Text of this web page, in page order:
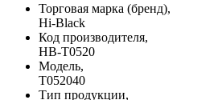
Торговая марка (бренд),
Hi-Black
Код производителя,
HB-T0520
Модель,
T052040
Тип продукции,